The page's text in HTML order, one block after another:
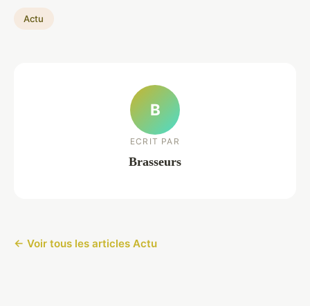
Actu
B
ECRIT PAR
Brasseurs
← Voir tous les articles Actu